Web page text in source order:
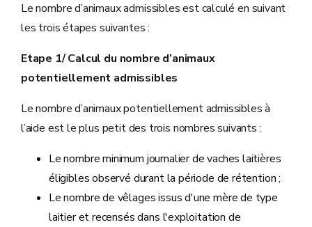
Le nombre d’animaux admissibles est calculé en suivant
les trois étapes suivantes :
Etape 1/ Calcul du nombre d’animaux
potentiellement admissibles
Le nombre d’animaux potentiellement admissibles à
l’aide est le plus petit des trois nombres suivants :
Le nombre minimum journalier de vaches laitières
éligibles observé durant la période de rétention ;
Le nombre de vêlages issus d'une mère de type
laitier et recensés dans l'exploitation de